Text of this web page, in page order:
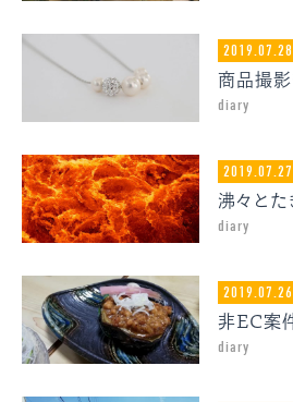
2019.07.28
diary
2019.07.27
diary
2019.07.26
diary